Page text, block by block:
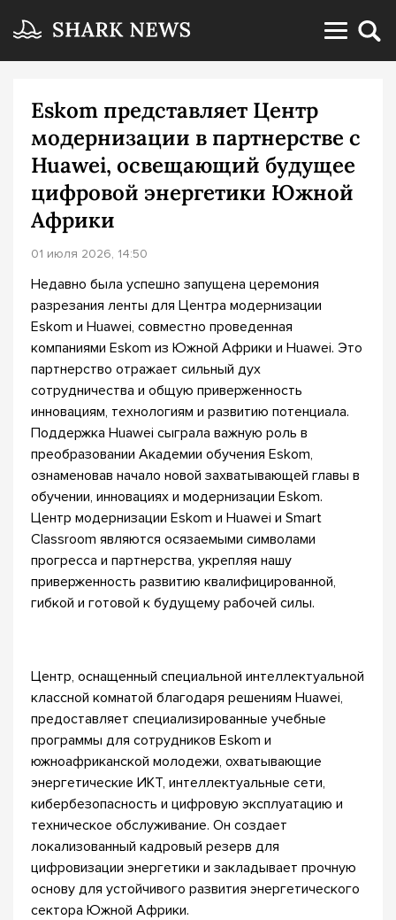
Eskom представляет Центр
модернизации в партнерстве с
Huawei, освещающий будущее
цифровой энергетики Южной
Африки
01 июля 2026, 14:50
Недавно была успешно запущена церемония
разрезания ленты для Центра модернизации
Eskom и Huawei, совместно проведенная
компаниями Eskom из Южной Африки и Huawei. Это
партнерство отражает сильный дух
сотрудничества и общую приверженность
инновациям, технологиям и развитию потенциала.
Поддержка Huawei сыграла важную роль в
преобразовании Академии обучения Eskom,
ознаменовав начало новой захватывающей главы в
обучении, инновациях и модернизации Eskom.
Центр модернизации Eskom и Huawei и Smart
Classroom являются осязаемыми символами
прогресса и партнерства, укрепляя нашу
приверженность развитию квалифицированной,
гибкой и готовой к будущему рабочей силы.
Центр, оснащенный специальной интеллектуальной
классной комнатой благодаря решениям Huawei,
предоставляет специализированные учебные
программы для сотрудников Eskom и
южноафриканской молодежи, охватывающие
энергетические ИКТ, интеллектуальные сети,
кибербезопасность и цифровую эксплуатацию и
техническое обслуживание. Он создает
локализованный кадровый резерв для
цифровизации энергетики и закладывает прочную
основу для устойчивого развития энергетического
сектора Южной Африки.